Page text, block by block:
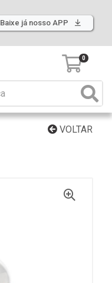
Baixe já nosso APP
0
VOLTAR